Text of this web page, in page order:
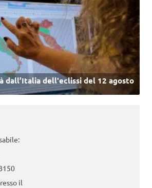
dall’Italia dell'eclissi del 12 agosto
il